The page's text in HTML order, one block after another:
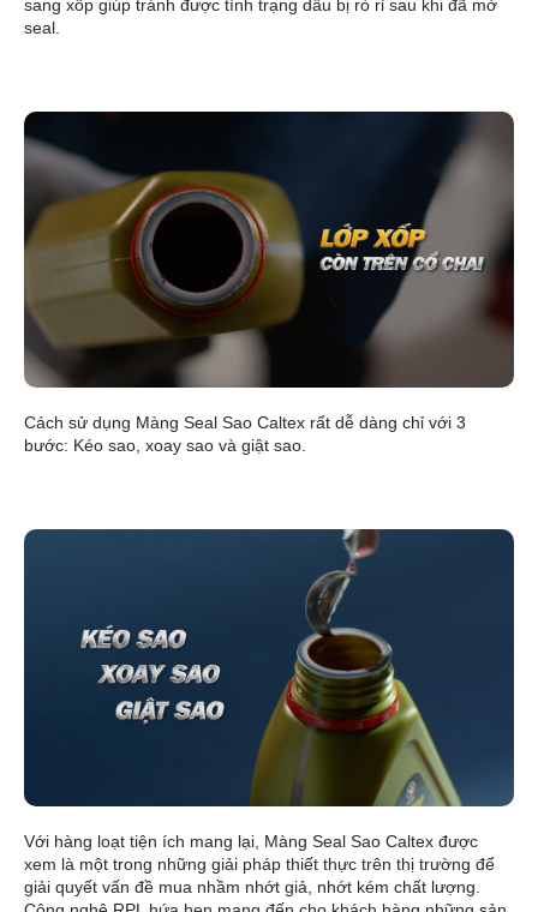
sang xốp giúp tránh được tình trạng dầu bị rò rỉ sau khi đã mở
seal.
Cách sử dụng Màng Seal Sao Caltex rất dễ dàng chỉ với 3
bước: Kéo sao, xoay sao và giật sao.
Với hàng loạt tiện ích mang lại, Màng Seal Sao Caltex được
xem là một trong những giải pháp thiết thực trên thị trường để
giải quyết vấn đề mua nhầm nhớt giả, nhớt kém chất lượng.